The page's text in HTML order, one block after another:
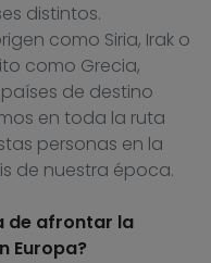
distintos.
como Siria, Irak o
como Grecia,
de destino
en toda la ruta
personas en la
de nuestra época.
de afrontar la
Europa?